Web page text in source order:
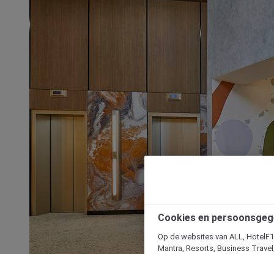
Cookies en
Op de websites van ALL,
Mantra, Resorts, Business